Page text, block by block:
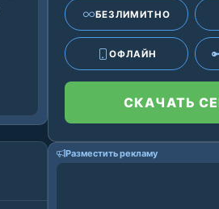
БЕЗЛИМИТНО
ОФЛАЙН
СКАЧАТЬ
Разместить рекламу